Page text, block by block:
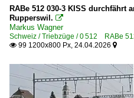
RABe 512 030-3 KISS durchfährt
Rupperswil. 
Markus Wagner
Schweiz / Triebzüge / 0 512 RABe
 99 1200x800 Px, 24.04.2026 